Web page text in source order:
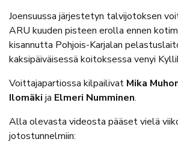
Joensuussa järjestetyn talvijotoksen
ARU kuuden pisteen erolla ennen
kisannutta Pohjois-Karjalan
kaksipäiväisessä koitoksessa venyi
Voittajapartiossa kilpailivat Mika
Ilomäki ja Elmeri Numminen.
Alla olevasta videosta pääset vielä
jotostunnelmiin: